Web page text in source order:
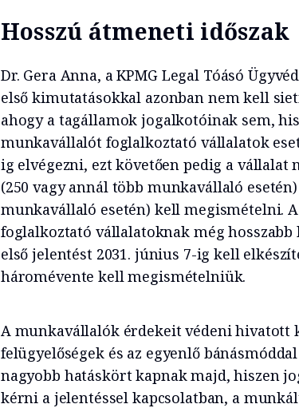
Hosszú átmeneti időszak
Dr. Gera Anna, a KPMG Legal Tóásó
első kimutatásokkal azonban nem kell
ahogy a tagállamok jogalkotóinak sem,
munkavállalót foglalkoztató vállalatok
ig elvégezni, ezt követően pedig a vállalat
(250 vagy annál több munkavállaló
munkavállaló esetén) kell megismételni.
foglalkoztató vállalatoknak még hosszabb
első jelentést 2031. június 7-ig kell
háromévente kell megismételniük.
A munkavállalók érdekeit védeni hivatott
felügyelőségek és az egyenlő
nagyobb hatáskört kapnak majd, hiszen
kérni a jelentéssel kapcsolatban, a